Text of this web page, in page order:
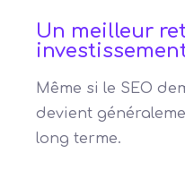
Un meilleur
Même si le SEO
devient
long terme.